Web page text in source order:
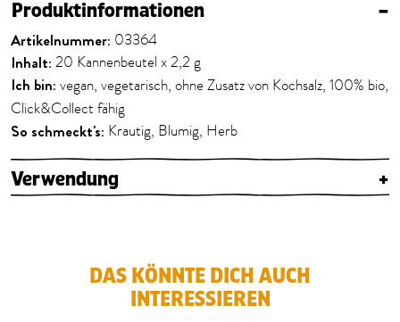
Produktinformationen –
Artikelnummer: 03364
Inhalt: 20 Kannenbeutel x 2,2 g
Ich bin: vegan, vegetarisch, ohne Zusatz von Kochsalz, 100% bio,
Click&Collect fähig
So schmeckt's: Krautig, Blumig, Herb
Verwendung +
DAS KÖNNTE DICH AUCH
INTERESSIEREN